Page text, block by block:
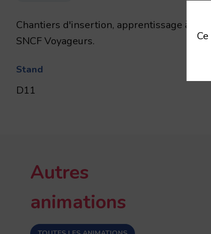
Chantiers d'insertion, apprentissage à la
SNCF Voyageurs.
Stand
D11
Autres
animations